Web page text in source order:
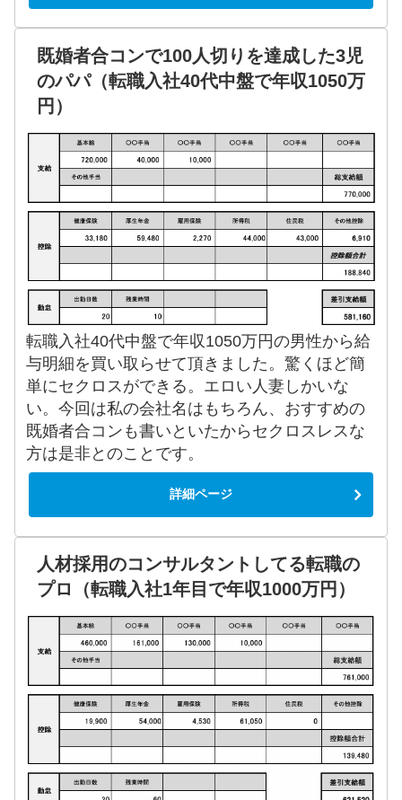
既婚者合コンで100人切りを達成した3児
のパパ（転職入社40代中盤で年収1050万
円）
転職入社40代中盤で年収1050万円の男性から給
与明細を買い取らせて頂きました。驚くほど簡
単にセクロスができる。エロい人妻しかいな
い。今回は私の会社名はもちろん、おすすめの
既婚者合コンも書いといたからセクロスレスな
方は是非とのことです。
詳細ページ
人材採用のコンサルタントしてる転職の
プロ（転職入社1年目で年収1000万円）